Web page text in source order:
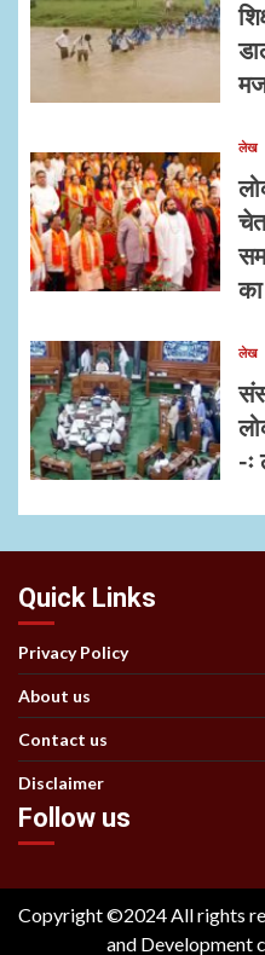
लेख
लेख
-ः
Quick Links
Privacy Policy
About us
Contact us
Disclaimer
Follow us
Copyright ©2024 All rights
and Development